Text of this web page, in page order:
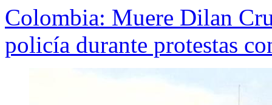
Colombia: Muere Dilan
policía durante protestas